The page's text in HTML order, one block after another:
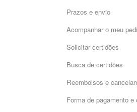
Prazos e envio
Acompanhar o meu
Solicitar certidões
Busca de certidões
Reembolsos e
Forma de pagamento e